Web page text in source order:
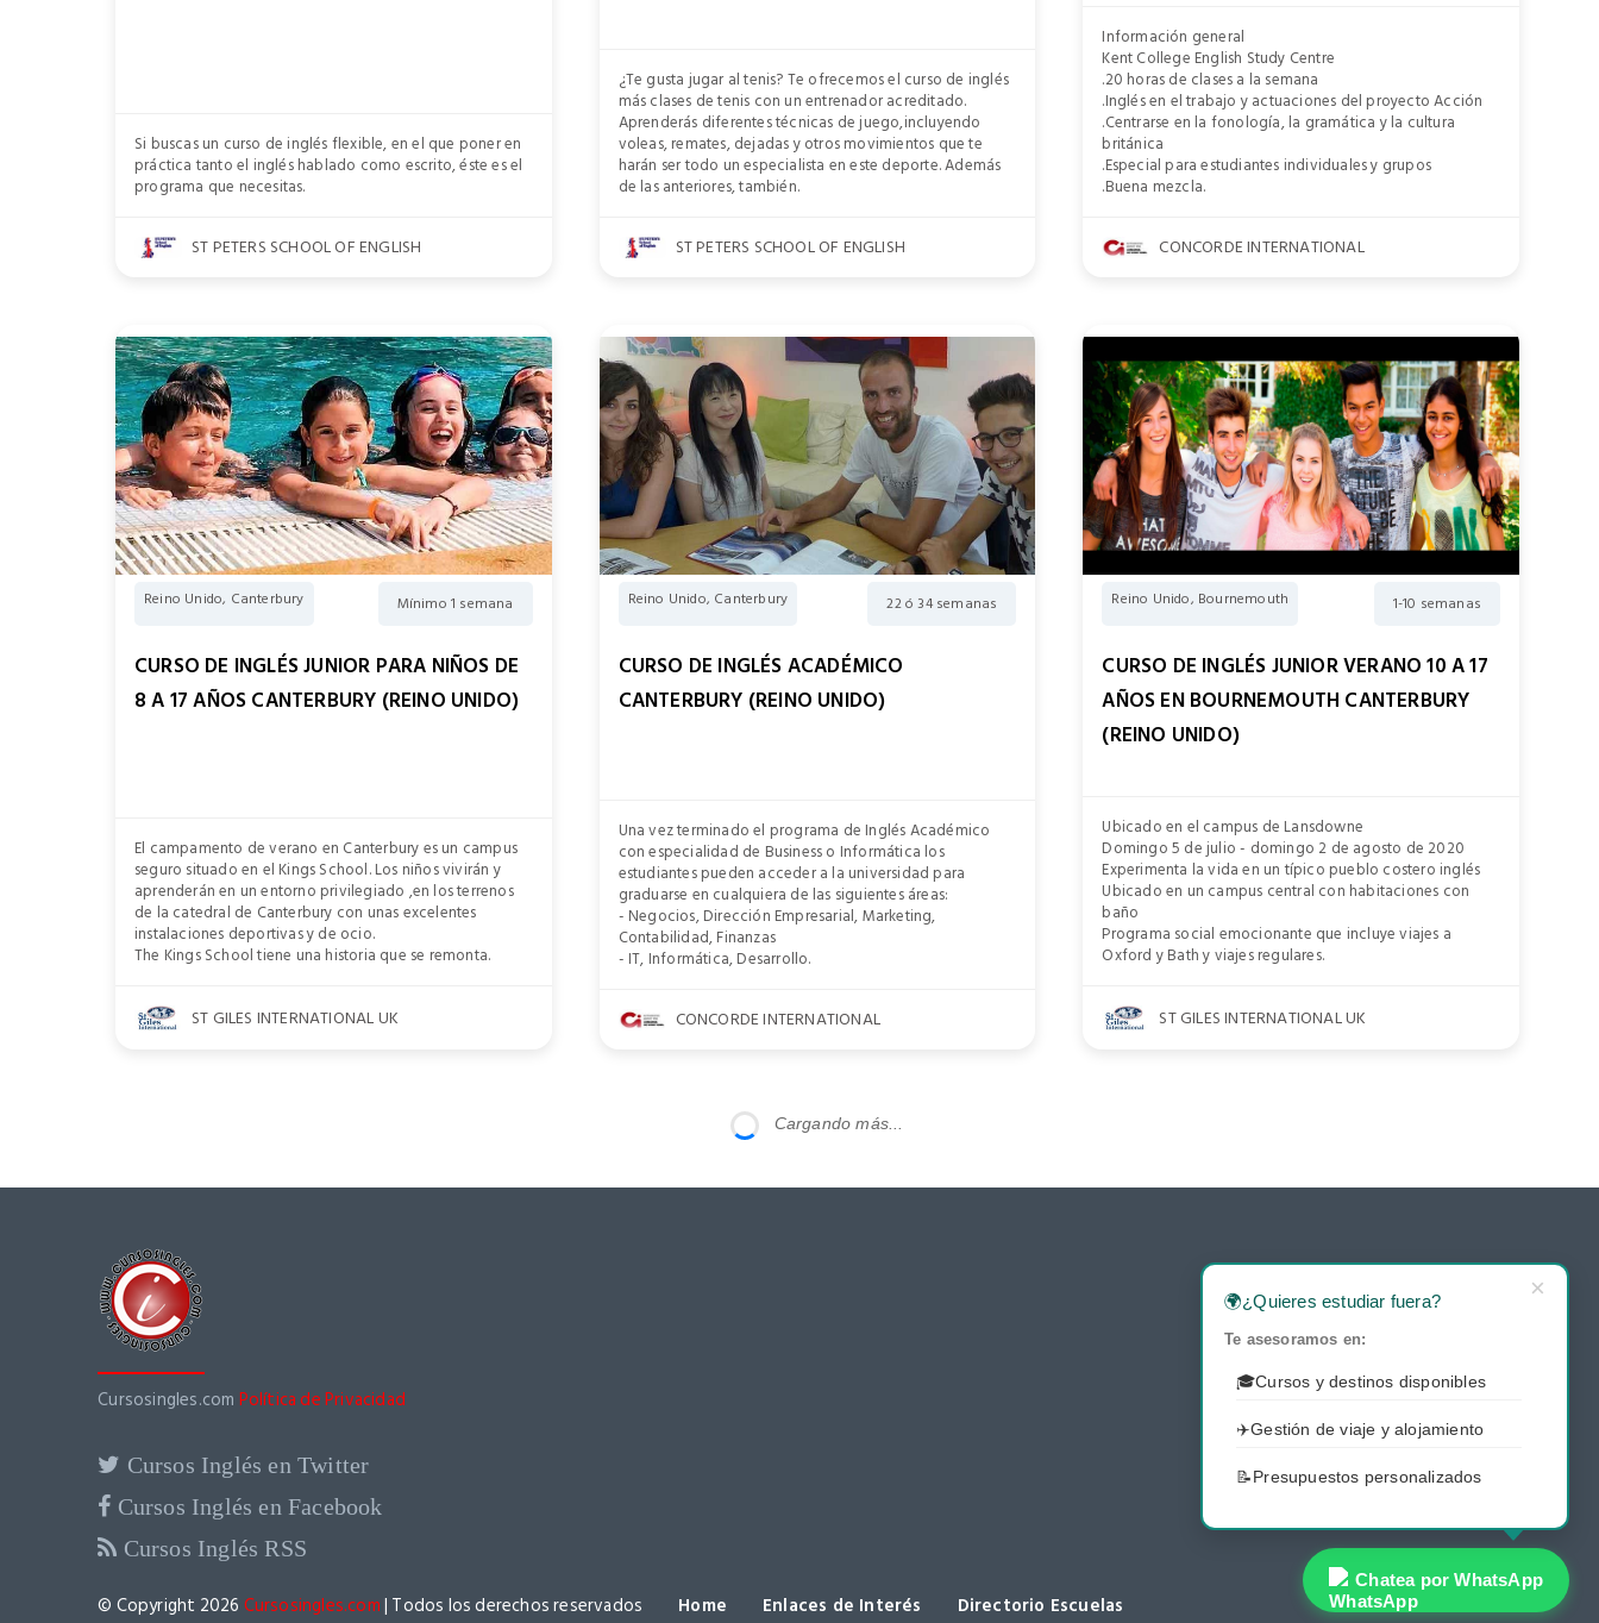
Si buscas un curso de inglés flexible, en el que poner en
práctica tanto el inglés hablado como escrito, éste es el
programa que necesitas.
ST PETERS SCHOOL OF ENGLISH
¿Te gusta jugar al tenis? Te ofrecemos el curso de inglés
más clases de tenis con un entrenador acreditado.
Aprenderás diferentes técnicas de juego,incluyendo
voleas, remates, dejadas y otros movimientos que te
harán ser todo un especialista en este deporte. Además
de las anteriores, también.
ST PETERS SCHOOL OF ENGLISH
Información general
Kent College English Study Centre
.20 horas de clases a la semana
.Inglés en el trabajo y actuaciones del proyecto Acción
.Centrarse en la fonología, la gramática y la cultura
británica
.Especial para estudiantes individuales y grupos
.Buena mezcla.
CONCORDE INTERNATIONAL
Reino Unido, Canterbury Mínimo 1 semana
CURSO DE INGLÉS JUNIOR PARA NIÑOS DE
8 A 17 AÑOS CANTERBURY (REINO UNIDO)
El campamento de verano en Canterbury es un campus
seguro situado en el Kings School. Los niños vivirán y
aprenderán en un entorno privilegiado ,en los terrenos
de la catedral de Canterbury con unas excelentes
instalaciones deportivas y de ocio.
The Kings School tiene una historia que se remonta.
ST GILES INTERNATIONAL UK
Reino Unido, Canterbury 22 ó 34 semanas
CURSO DE INGLÉS ACADÉMICO
CANTERBURY (REINO UNIDO)
Una vez terminado el programa de Inglés Académico
con especialidad de Business o Informática los
estudiantes pueden acceder a la universidad para
graduarse en cualquiera de las siguientes áreas:
- Negocios, Dirección Empresarial, Marketing,
Contabilidad, Finanzas
- IT, Informática, Desarrollo.
CONCORDE INTERNATIONAL
Reino Unido, Bournemouth 1-10 semanas
CURSO DE INGLÉS JUNIOR VERANO 10 A 17
AÑOS EN BOURNEMOUTH CANTERBURY
(REINO UNIDO)
Ubicado en el campus de Lansdowne
Domingo 5 de julio - domingo 2 de agosto de 2020
Experimenta la vida en un típico pueblo costero inglés
Ubicado en un campus central con habitaciones con
baño
Programa social emocionante que incluye viajes a
Oxford y Bath y viajes regulares.
ST GILES INTERNATIONAL UK
Cargando más...
Cursosingles.com Política de Privacidad
Cursos Inglés en Twitter
Cursos Inglés en Facebook
Cursos Inglés RSS
© Copyright 2026 Cursosingles.com| Todos los derechos reservados Home Enlaces de Interés Directorio Escuelas
×
🌍¿Quieres estudiar fuera?
Te asesoramos en:
🎓Cursos y destinos disponibles
✈️Gestión de viaje y alojamiento
📝 Presupuestos personalizados
Chatea por WhatsApp